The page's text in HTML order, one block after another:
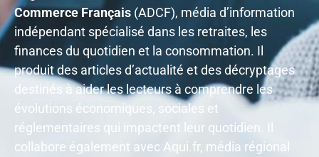
Commerce Français (ADCF), média d’information
indépendant spécialisé dans les retraites, les
finances du quotidien et la consommation. Il
produit des articles d’actualité et des décryptages
destinés à aider les lecteurs à comprendre les
évolutions économiques, sociales et
réglementaires qui impactent leur quotidien. Il
collabore également avec Aqui.fr, média régional